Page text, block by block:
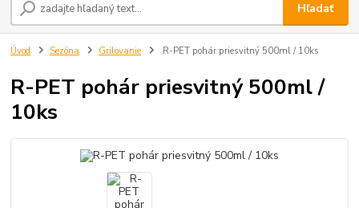
Hľadať
Úvod Sezóna Grilovanie R-PET pohár priesvitný 500ml / 10ks
R-PET pohár priesvitný 500ml /
10ks